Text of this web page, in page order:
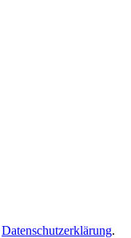
Datenschutzerklärung.